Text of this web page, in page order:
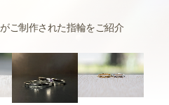
ご制作された指輪をご紹介